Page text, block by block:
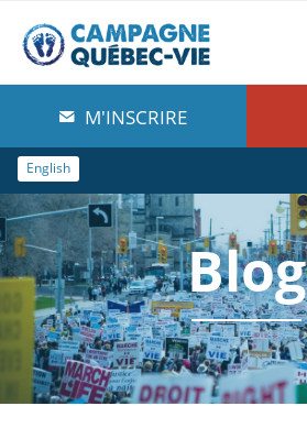
À propos de nous
Blog
Comprendre
Agir
Boutique
M'INSCRIRE
English
Blog